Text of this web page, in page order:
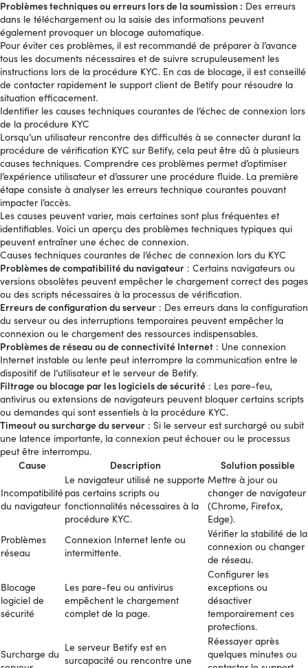
Problèmes techniques ou erreurs lors de la soumission : Des erreurs
dans le téléchargement ou la saisie des informations peuvent
également provoquer un blocage automatique.
Pour éviter ces problèmes, il est recommandé de préparer à l’avance
tous les documents nécessaires et de suivre scrupuleusement les
instructions lors de la procédure KYC. En cas de blocage, il est conseillé
de contacter rapidement le support client de Betify pour résoudre la
situation efficacement.
Identifier les causes techniques courantes de l’échec de connexion lors
de la procédure KYC
Lorsqu’un utilisateur rencontre des difficultés à se connecter durant la
procédure de vérification KYC sur Betify, cela peut être dû à plusieurs
causes techniques. Comprendre ces problèmes permet d’optimiser
l’expérience utilisateur et d’assurer une procédure fluide. La première
étape consiste à analyser les erreurs technique courantes pouvant
impacter l’accès.
Les causes peuvent varier, mais certaines sont plus fréquentes et
identifiables. Voici un aperçu des problèmes techniques typiques qui
peuvent entraîner une échec de connexion.
Causes techniques courantes de l’échec de connexion lors du KYC
Problèmes de compatibilité du navigateur : Certains navigateurs ou
versions obsolètes peuvent empêcher le chargement correct des pages
ou des scripts nécessaires à la processus de vérification.
Erreurs de configuration du serveur : Des erreurs dans la configuration
du serveur ou des interruptions temporaires peuvent empêcher la
connexion ou le chargement des ressources indispensables.
Problèmes de réseau ou de connectivité Internet : Une connexion
Internet instable ou lente peut interrompre la communication entre le
dispositif de l’utilisateur et le serveur de Betify.
Filtrage ou blocage par les logiciels de sécurité : Les pare-feu,
antivirus ou extensions de navigateurs peuvent bloquer certains scripts
ou demandes qui sont essentiels à la procédure KYC.
Timeout ou surcharge du serveur : Si le serveur est surchargé ou subit
une latence importante, la connexion peut échouer ou le processus
peut être interrompu.
Cause Description Solution possible
Incompatibilité
du navigateur
Le navigateur utilisé ne supporte
pas certains scripts ou
fonctionnalités nécessaires à la
procédure KYC.
Mettre à jour ou
changer de navigateur
(Chrome, Firefox,
Edge).
Problèmes
réseau
Connexion Internet lente ou
intermittente.
Vérifier la stabilité de la
connexion ou changer
de réseau.
Blocage
logiciel de
sécurité
Les pare-feu ou antivirus
empêchent le chargement
complet de la page.
Configurer les
exceptions ou
désactiver
temporairement ces
protections.
Surcharge du
Le serveur Betify est en
surcapacité ou rencontre une
Réessayer après
quelques minutes ou